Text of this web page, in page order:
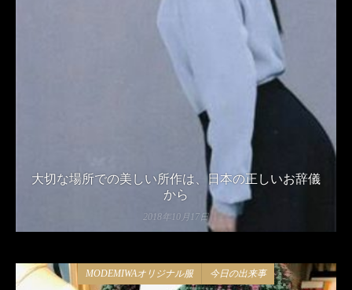
大切な場所での美しい所作は、日本の正しいお辞儀
から
2018年10月17日
MODEMIWAオリジナル服 今日の出来事